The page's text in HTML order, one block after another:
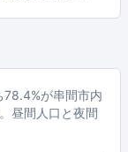
が串間市内
昼間人口と夜間